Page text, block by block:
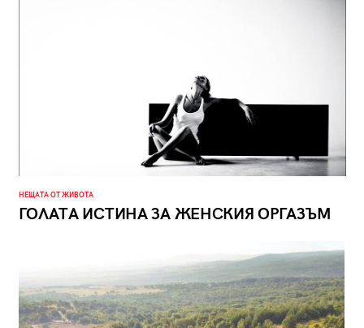
НЕЩАТА ОТ ЖИВОТА
ГОЛАТА ИСТИНА ЗА ЖЕНСКИЯ ОРГАЗЪМ